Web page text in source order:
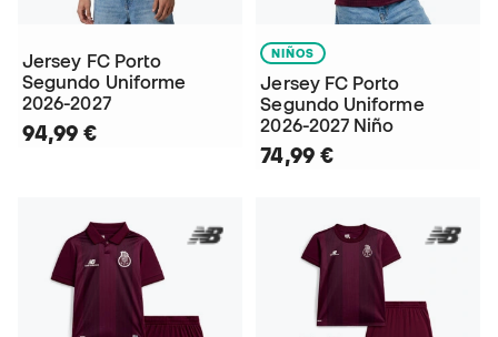
Jersey FC Porto
Segundo Uniforme
2026-2027
94,99 €
NIÑOS
Jersey FC Porto
Segundo Uniforme
2026-2027 Niño
74,99 €